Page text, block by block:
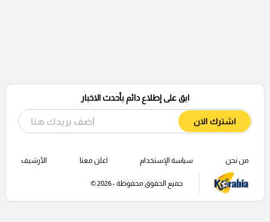
ابق على إطلاع دائم بأحدث الاخبار
اشترك الان
من نحن سياسة الإستخدام اعلن معنا الأرشيف
جميع الحقوق محفوظة - 2026 ©